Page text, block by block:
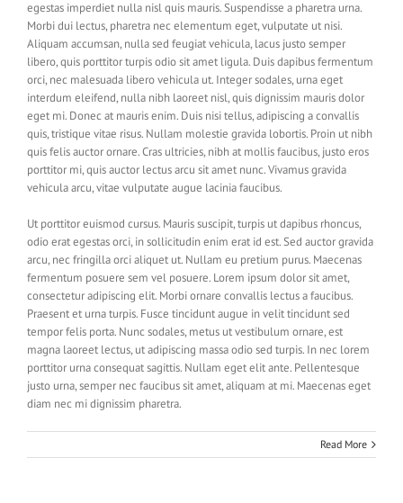
egestas imperdiet nulla nisl quis mauris. Suspendisse a pharetra urna.
Morbi dui lectus, pharetra nec elementum eget, vulputate ut nisi.
Aliquam accumsan, nulla sed feugiat vehicula, lacus justo semper
libero, quis porttitor turpis odio sit amet ligula. Duis dapibus fermentum
orci, nec malesuada libero vehicula ut. Integer sodales, urna eget
interdum eleifend, nulla nibh laoreet nisl, quis dignissim mauris dolor
eget mi. Donec at mauris enim. Duis nisi tellus, adipiscing a convallis
quis, tristique vitae risus. Nullam molestie gravida lobortis. Proin ut nibh
quis felis auctor ornare. Cras ultricies, nibh at mollis faucibus, justo eros
porttitor mi, quis auctor lectus arcu sit amet nunc. Vivamus gravida
vehicula arcu, vitae vulputate augue lacinia faucibus.
Ut porttitor euismod cursus. Mauris suscipit, turpis ut dapibus rhoncus,
odio erat egestas orci, in sollicitudin enim erat id est. Sed auctor gravida
arcu, nec fringilla orci aliquet ut. Nullam eu pretium purus. Maecenas
fermentum posuere sem vel posuere. Lorem ipsum dolor sit amet,
consectetur adipiscing elit. Morbi ornare convallis lectus a faucibus.
Praesent et urna turpis. Fusce tincidunt augue in velit tincidunt sed
tempor felis porta. Nunc sodales, metus ut vestibulum ornare, est
magna laoreet lectus, ut adipiscing massa odio sed turpis. In nec lorem
porttitor urna consequat sagittis. Nullam eget elit ante. Pellentesque
justo urna, semper nec faucibus sit amet, aliquam at mi. Maecenas eget
diam nec mi dignissim pharetra.
Read More